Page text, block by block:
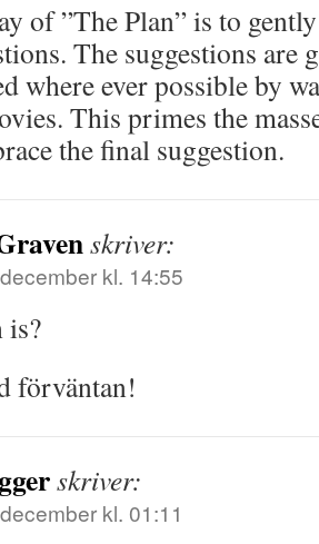
of ”The Plan” is to
The suggestions are
where ever possible by
This primes the
the final suggestion.
skriver:
kl. 14:55
is?
förväntan!
skriver:
kl. 01:11